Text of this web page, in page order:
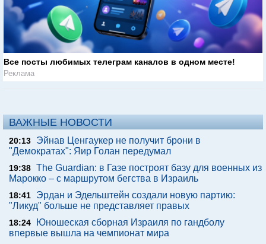
Все посты любимых телеграм каналов в одном месте!
Реклама
ВАЖНЫЕ НОВОСТИ
20:13
Эйнав Ценгаукер не получит брони в
"Демократах": Яир Голан передумал
19:38 The Guardian: в Газе построят базу для военных из
Марокко – с маршрутом бегства в Израиль
18:41
Эрдан и Эдельштейн создали новую партию:
"Ликуд" больше не представляет правых
18:24
Юношеская сборная Израиля по гандболу
впервые вышла на чемпионат мира